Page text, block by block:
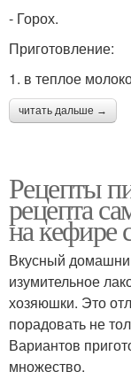
- Горох.
Приготовление:
1. в теплое
читать дальше →
Рецепты
рецепта
на кефире
Вкусный
изумительное
хозяюшки. Это
порадовать не
Вариантов
множество.